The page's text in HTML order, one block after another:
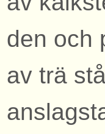
den och
av trä